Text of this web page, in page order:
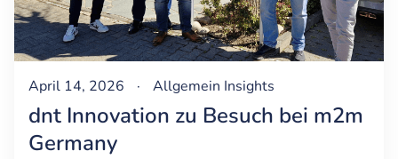
April 14, 2026 · Allgemein Insights
dnt Innovation zu Besuch bei m2m
Germany